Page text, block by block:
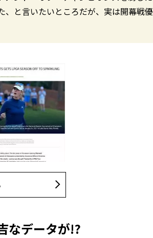
と言いたいところだが、実は開幕戦優
なデータが!?